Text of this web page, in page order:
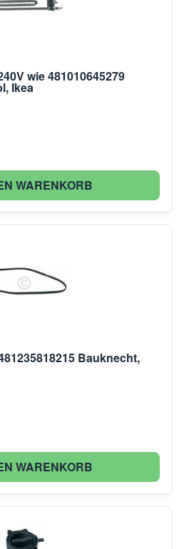
wie 481010645279
Ikea
WARENKORB
Bauknecht,
WARENKORB